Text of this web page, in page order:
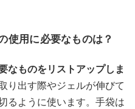
使用に必要なものは？
なものをリストアップしま
り出す際やジェルが伸びて
るように使います。手袋は